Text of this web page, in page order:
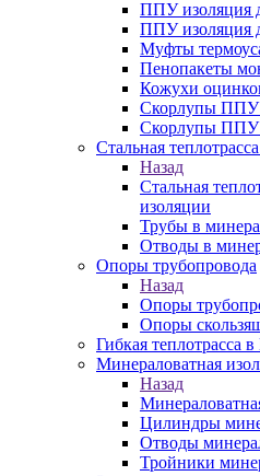
ППУ изоляция
ППУ изоляция
Муфты
Пенопакеты
Кожухи
Скорлупы
Скорлупы ППУ
Стальная
Назад
Стальная
изоляции
Трубы в
Отводы в
Опоры трубопровода
Назад
Опоры
Опоры
Гибкая теплотрасса
Минераловатная
Назад
Цилиндры
Отводы
Тройники